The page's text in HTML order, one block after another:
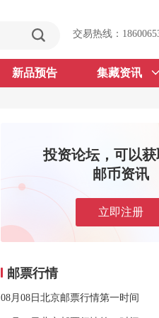
交易热线：
新品预告 集藏资讯
投资论坛，可以
邮币资讯
立即注册
邮票行情
08月08日北京邮票行情第一时间